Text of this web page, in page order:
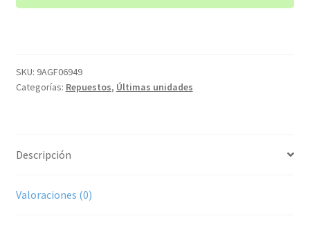
cantidad
SKU: 9AGF06949
Categorías: Repuestos, Últimas unidades
Descripción
Valoraciones (0)